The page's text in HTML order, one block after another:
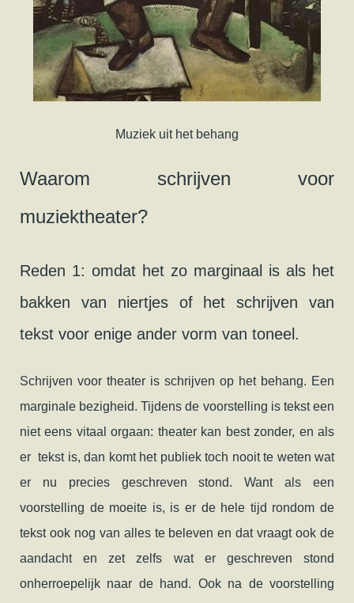
Muziek uit het behang
Waarom schrijven voor
muziektheater?
Reden 1: omdat het zo marginaal is als het
bakken van niertjes of het schrijven van
tekst voor enige ander vorm van toneel.
Schrijven voor theater is schrijven op het behang. Een
marginale bezigheid. Tijdens de voorstelling is tekst een
niet eens vitaal orgaan: theater kan best zonder, en als
er tekst is, dan komt het publiek toch nooit te weten wat
er nu precies geschreven stond. Want als een
voorstelling de moeite is, is er de hele tijd rondom de
tekst ook nog van alles te beleven en dat vraagt ook de
aandacht en zet zelfs wat er geschreven stond
onherroepelijk naar de hand. Ook na de voorstelling